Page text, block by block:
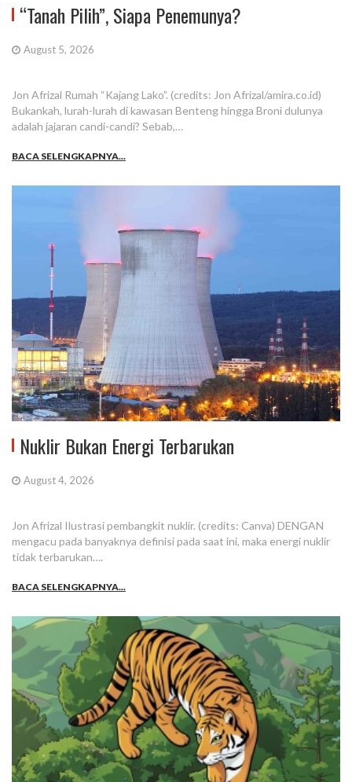
“Tanah Pilih”, Siapa Penemunya?
August 5, 2026
Jon Afrizal Rumah “Kajang Lako”. (credits: Jon Afrizal/amira.co.id)
Bukankah, lurah-lurah di kawasan Benteng hingga Broni dulunya
adalah jajaran candi-candi? Sebab,…
BACA SELENGKAPNYA...
Nuklir Bukan Energi Terbarukan
August 4, 2026
Jon Afrizal Ilustrasi pembangkit nuklir. (credits: Canva) DENGAN
mengacu pada banyaknya definisi pada saat ini, maka energi nuklir
tidak terbarukan….
BACA SELENGKAPNYA...